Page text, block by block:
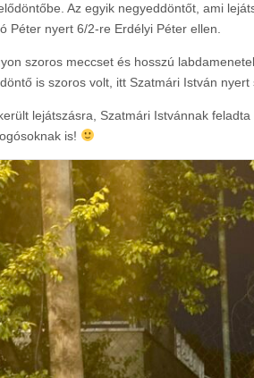
Az egyik negyeddöntőt, ami
Péter nyert 6/2-re Erdélyi Péter ellen.
szoros meccset és hosszú
is szoros volt, itt Szatmári István
lejátszásra, Szatmári Istvánnak
is!